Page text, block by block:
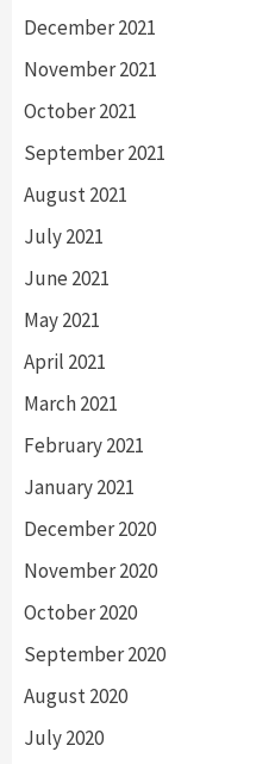
December 2021
November 2021
October 2021
September 2021
August 2021
July 2021
June 2021
May 2021
April 2021
March 2021
February 2021
January 2021
December 2020
November 2020
October 2020
September 2020
August 2020
July 2020